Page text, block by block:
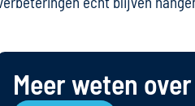
Meer weten